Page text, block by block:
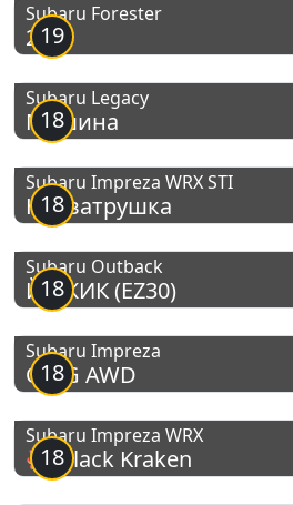
19
Subaru Forester
2.0
18
Subaru Legacy
Машина
18
Subaru Impreza WRX STI
Некватрушка
18
Subaru Outback
ЙОЖИК (EZ30)
18
Subaru Impreza
OMG AWD
18
Subaru Impreza WRX
🐙 Black Kraken